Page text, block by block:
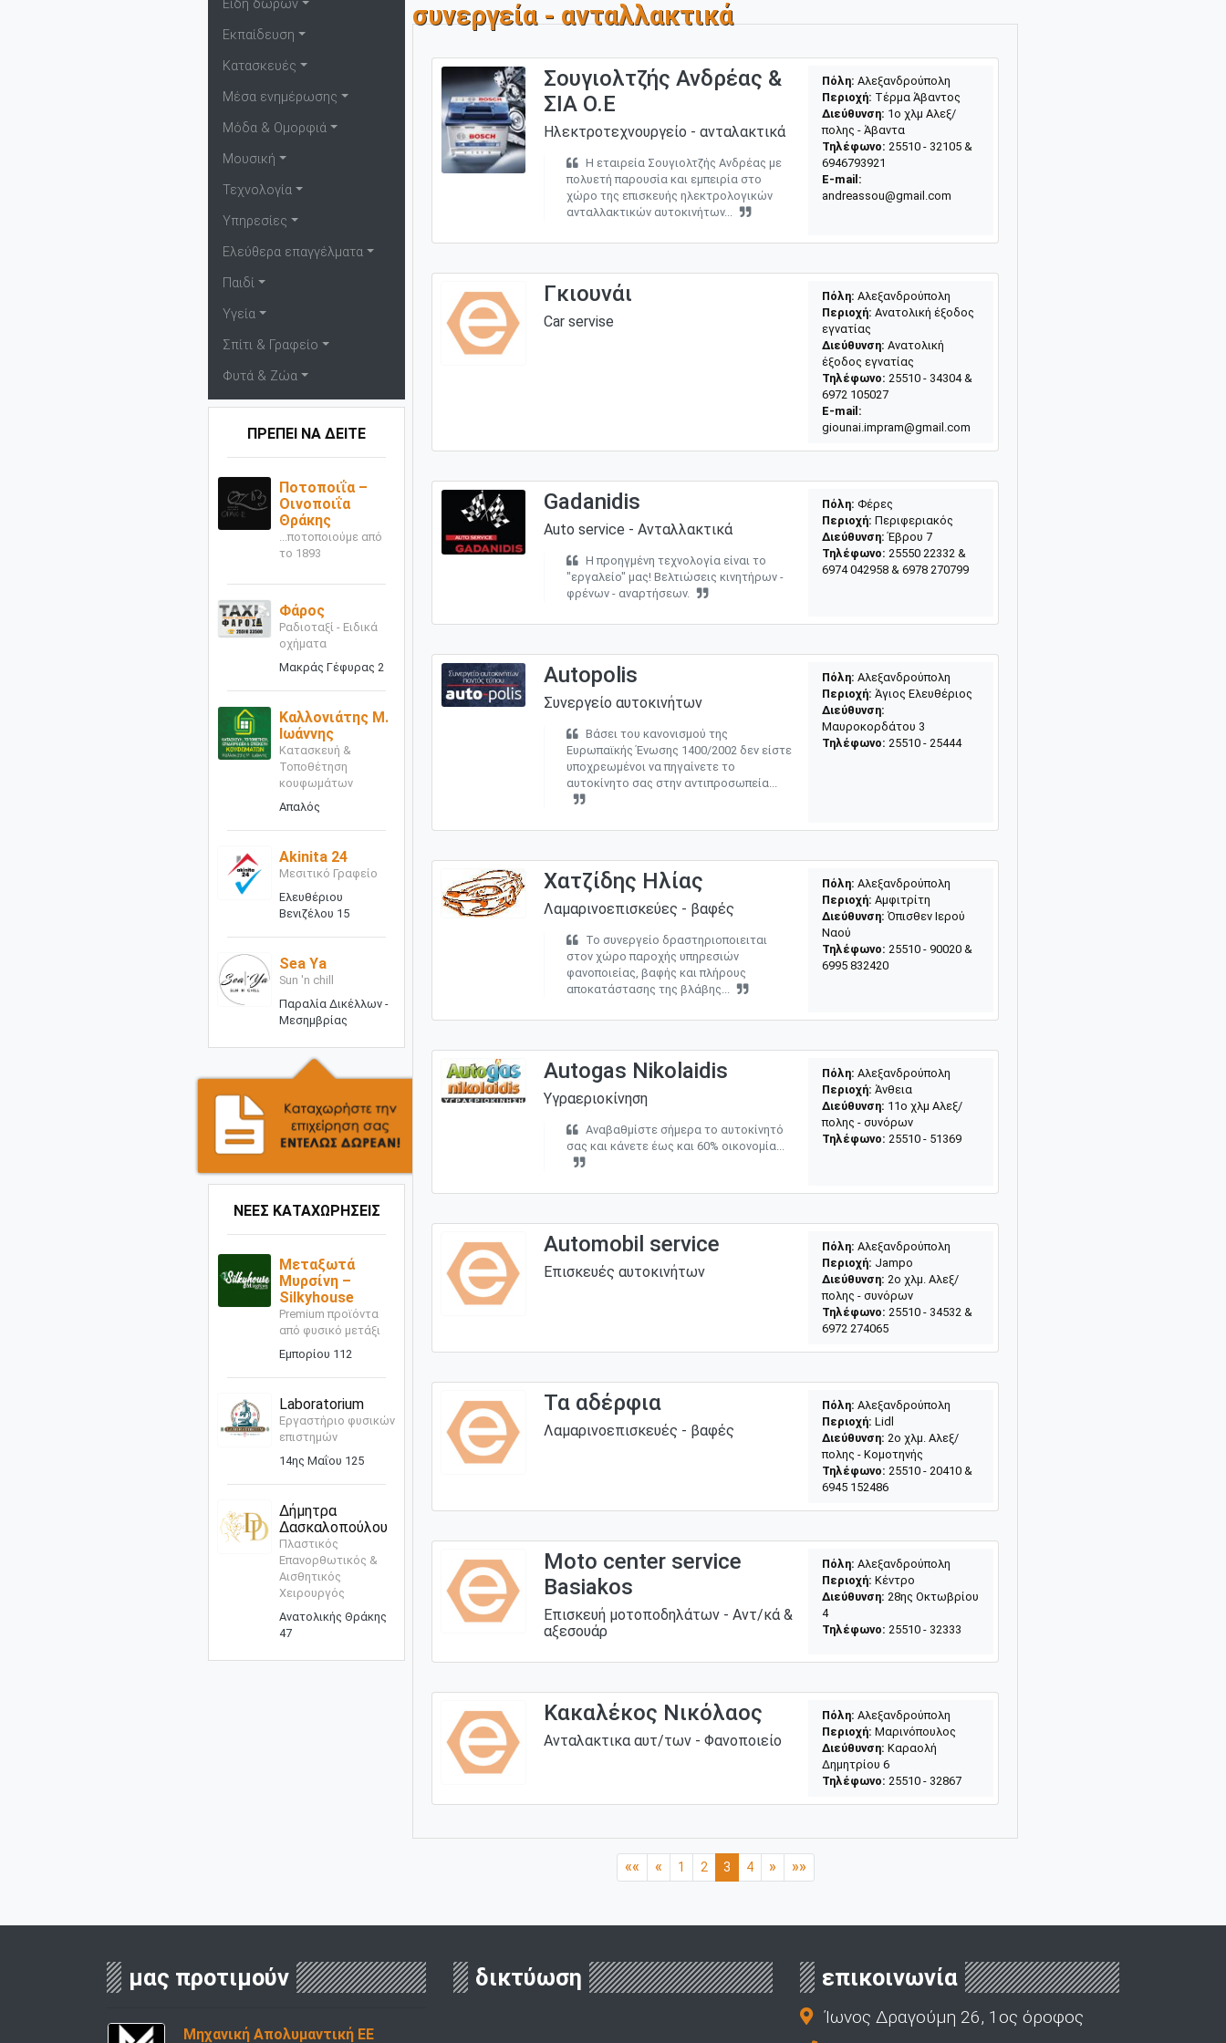
Είδη δώρων
Εκπαίδευση
Κατασκευές
Μέσα ενημέρωσης
Μόδα & Ομορφιά
Μουσική
Τεχνολογία
Υπηρεσίες
Ελεύθερα επαγγέλματα
Παιδί
Υγεία
Σπίτι & Γραφείο
Φυτά & Ζώα
ΠΡΕΠΕΙ ΝΑ ΔΕΙΤΕ
Ποτοποιΐα –
Οινοποιΐα
Θράκης
...ποτοποιούμε από
το 1893
Φάρος
Ραδιοταξί - Ειδικά
οχήματα
Μακράς Γέφυρας 2
Καλλονιάτης Μ.
Ιωάννης
Κατασκευή &
Τοποθέτηση
κουφωμάτων
Απαλός
Akinita 24
Μεσιτικό Γραφείο
Ελευθέριου
Βενιζέλου 15
Sea Ya
Sun 'n chill
Παραλία Δικέλλων -
Μεσημβρίας
ΝΕΕΣ ΚΑΤΑΧΩΡΗΣΕΙΣ
Μεταξωτά
Μυρσίνη –
Silkyhouse
Premium προϊόντα
από φυσικό μετάξι
Εμπορίου 112
Laboratorium
Εργαστήριο φυσικών
επιστημών
14ης Μαΐου 125
Δήμητρα
Δασκαλοπούλου
Πλαστικός
Επανορθωτικός &
Αισθητικός
Χειρουργός
Ανατολικής Θράκης
47
συνεργεία - ανταλλακτικά
Σουγιολτζής Ανδρέας &
ΣΙΑ Ο.Ε
Ηλεκτροτεχνουργείο - ανταλακτικά
Η εταιρεία Σουγιολτζής Ανδρέας με
πολυετή παρουσία και εμπειρία στο
χώρο της επισκευής ηλεκτρολογικών
ανταλλακτικών αυτοκινήτων...
Πόλη: Αλεξανδρούπολη
Περιοχή: Tέρμα Άβαντος
Διεύθυνση: 1ο χλμ Αλεξ/
πολης - Άβαντα
Τηλέφωνο: 25510 - 32105 &
6946793921
E-mail:
andreassou@gmail.com
Γκιουνάι
Car servise
Πόλη: Αλεξανδρούπολη
Περιοχή: Ανατολική έξοδος
εγνατίας
Διεύθυνση: Ανατολική
έξοδος εγνατίας
Τηλέφωνο: 25510 - 34304 &
6972 105027
E-mail:
giounai.impram@gmail.com
Gadanidis
Auto service - Ανταλλακτικά
Η προηγμένη τεχνολογία είναι το
"εργαλείο" μας! Βελτιώσεις κινητήρων -
φρένων - αναρτήσεων.
Πόλη: Φέρες
Περιοχή: Περιφεριακός
Διεύθυνση: Έβρου 7
Τηλέφωνο: 25550 22332 &
6974 042958 & 6978 270799
Autopolis
Συνεργείο αυτοκινήτων
Βάσει του κανονισμού της
Ευρωπαϊκής Ένωσης 1400/2002 δεν είστε
υποχρεωμένοι να πηγαίνετε το
αυτοκίνητο σας στην αντιπροσωπεία...
Πόλη: Αλεξανδρούπολη
Περιοχή: Άγιος Ελευθέριος
Διεύθυνση:
Μαυροκορδάτου 3
Τηλέφωνο: 25510 - 25444
Χατζίδης Ηλίας
Λαμαρινοεπισκεύες - βαφές
Το συνεργείο δραστηριοποιειται
στον χώρο παροχής υπηρεσιών
φανοποιείας, βαφής και πλήρους
αποκατάστασης της βλάβης...
Πόλη: Αλεξανδρούπολη
Περιοχή: Αμφιτρίτη
Διεύθυνση: Όπισθεν Ιερού
Ναού
Τηλέφωνο: 25510 - 90020 &
6995 832420
Autogas Nikolaidis
Υγραεριοκίνηση
Αναβαθμίστε σήμερα το αυτοκίνητό
σας και κάνετε έως και 60% οικονομία...
Πόλη: Αλεξανδρούπολη
Περιοχή: Άνθεια
Διεύθυνση: 11ο χλμ Αλεξ/
πολης - συνόρων
Τηλέφωνο: 25510 - 51369
Automobil service
Επισκευές αυτοκινήτων
Πόλη: Αλεξανδρούπολη
Περιοχή: Jampo
Διεύθυνση: 2ο χλμ. Αλεξ/
πολης - συνόρων
Τηλέφωνο: 25510 - 34532 &
6972 274065
Τα αδέρφια
Λαμαρινοεπισκευές - βαφές
Πόλη: Αλεξανδρούπολη
Περιοχή: Lidl
Διεύθυνση: 2ο χλμ. Αλεξ/
πολης - Κομοτηνής
Τηλέφωνο: 25510 - 20410 &
6945 152486
Moto center service
Basiakos
Eπισκευή μοτοποδηλάτων - Αντ/κά &
αξεσουάρ
Πόλη: Αλεξανδρούπολη
Περιοχή: Κέντρο
Διεύθυνση: 28ης Οκτωβρίου
4
Τηλέφωνο: 25510 - 32333
Κακαλέκος Νικόλαος
Ανταλακτικα αυτ/των - Φανοποιείο
Πόλη: Αλεξανδρούπολη
Περιοχή: Μαρινόπουλος
Διεύθυνση: Καραολή
Δημητρίου 6
Τηλέφωνο: 25510 - 32867
«« « 1 2 3 4 » »»
μας προτιμούν
Μηχανική Απολυμαντική ΕΕ
δικτύωση επικοινωνία
Ίωνος Δραγούμη 26, 1ος όροφος